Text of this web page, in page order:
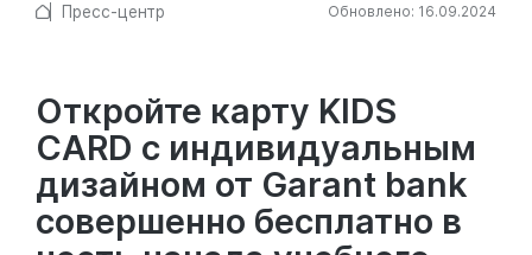
Пресс-центр Обновлено: 16.09.2024
Откройте карту KIDS
CARD с индивидуальным
дизайном от Garant bank
совершенно бесплатно в